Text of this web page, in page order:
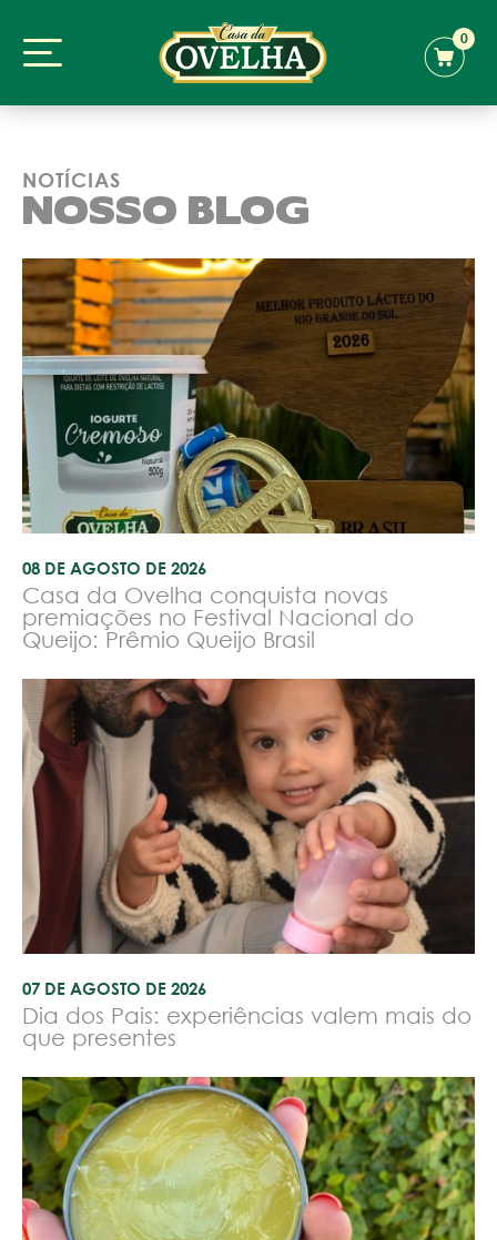
0
NOTÍCIAS
NOSSO BLOG
08 DE AGOSTO DE 2026
Casa da Ovelha conquista novas
premiações no Festival Nacional do
Queijo: Prêmio Queijo Brasil
07 DE AGOSTO DE 2026
Dia dos Pais: experiências valem mais do
que presentes